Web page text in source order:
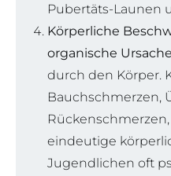
Pubertäts-Launen
Körperliche
organische
durch den Körper.
Bauchschmerzen,
eindeutige
Jugendlichen oft